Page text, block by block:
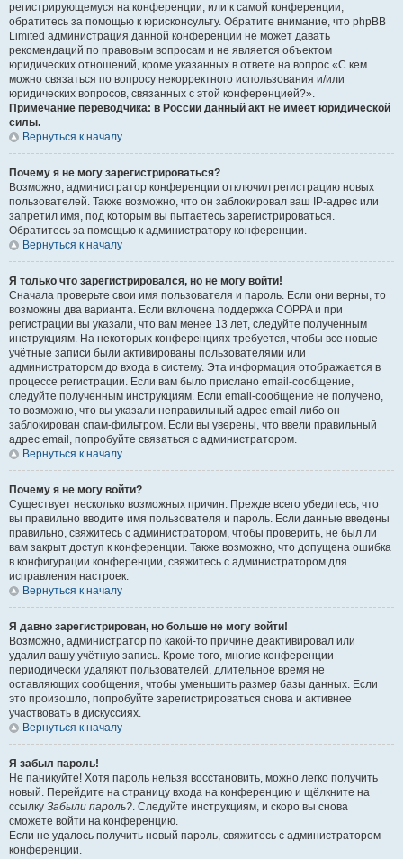
регистрирующемуся на конференции, или к самой конференции,
обратитесь за помощью к юрисконсульту. Обратите внимание, что phpBB
Limited администрация данной конференции не может давать
рекомендаций по правовым вопросам и не является объектом
юридических отношений, кроме указанных в ответе на вопрос «С кем
можно связаться по вопросу некорректного использования и/или
юридических вопросов, связанных с этой конференцией?».
Примечание переводчика: в России данный акт не имеет юридической
силы.
Вернуться к началу
Почему я не могу зарегистрироваться?
Возможно, администратор конференции отключил регистрацию новых
пользователей. Также возможно, что он заблокировал ваш IP-адрес или
запретил имя, под которым вы пытаетесь зарегистрироваться.
Обратитесь за помощью к администратору конференции.
Вернуться к началу
Я только что зарегистрировался, но не могу войти!
Сначала проверьте свои имя пользователя и пароль. Если они верны, то
возможны два варианта. Если включена поддержка COPPA и при
регистрации вы указали, что вам менее 13 лет, следуйте полученным
инструкциям. На некоторых конференциях требуется, чтобы все новые
учётные записи были активированы пользователями или
администратором до входа в систему. Эта информация отображается в
процессе регистрации. Если вам было прислано email-сообщение,
следуйте полученным инструкциям. Если email-сообщение не получено,
то возможно, что вы указали неправильный адрес email либо он
заблокирован спам-фильтром. Если вы уверены, что ввели правильный
адрес email, попробуйте связаться с администратором.
Вернуться к началу
Почему я не могу войти?
Существует несколько возможных причин. Прежде всего убедитесь, что
вы правильно вводите имя пользователя и пароль. Если данные введены
правильно, свяжитесь с администратором, чтобы проверить, не был ли
вам закрыт доступ к конференции. Также возможно, что допущена ошибка
в конфигурации конференции, свяжитесь с администратором для
исправления настроек.
Вернуться к началу
Я давно зарегистрирован, но больше не могу войти!
Возможно, администратор по какой-то причине деактивировал или
удалил вашу учётную запись. Кроме того, многие конференции
периодически удаляют пользователей, длительное время не
оставляющих сообщения, чтобы уменьшить размер базы данных. Если
это произошло, попробуйте зарегистрироваться снова и активнее
участвовать в дискуссиях.
Вернуться к началу
Я забыл пароль!
Не паникуйте! Хотя пароль нельзя восстановить, можно легко получить
новый. Перейдите на страницу входа на конференцию и щёлкните на
ссылку Забыли пароль?. Следуйте инструкциям, и скоро вы снова
сможете войти на конференцию.
Если не удалось получить новый пароль, свяжитесь с администратором
конференции.